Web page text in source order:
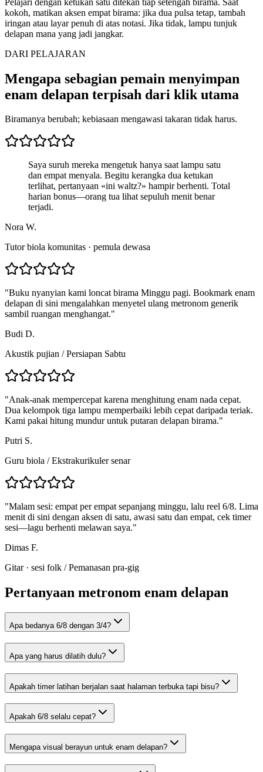
kokoh, matikan aksen empat birama: jika dua pulsa tetap, tambah
iringan atau layar penuh di atas notasi. Jika tidak, lampu tunjuk
delapan mana yang jadi jangkar.
DARI PELAJARAN
Mengapa sebagian pemain menyimpan
enam delapan terpisah dari klik utama
Biramanya berubah; kebiasaan mengawasi takaran tidak harus.
Saya suruh mereka mengetuk hanya saat lampu satu
dan empat menyala. Begitu kerangka dua ketukan
terlihat, pertanyaan «ini waltz?» hampir berhenti. Total
harian bonus—orang tua lihat sepuluh menit benar
terjadi.
Nora W.
Tutor biola komunitas · pemula dewasa
"Buku nyanyian kami loncat birama Minggu pagi. Bookmark enam
delapan di sini mengalahkan menyetel ulang metronom generik
sambil ruangan menghangat."
Budi D.
Akustik pujian /Persiapan Sabtu
"Anak-anak mempercepat karena menghitung enam nada cepat.
Dua kelompok tiga lampu memperbaiki lebih cepat daripada teriak.
Kami pakai hitung mundur untuk putaran delapan birama."
Putri S.
Guru biola /Ekstrakurikuler senar
"Malam sesi: empat per empat sepanjang minggu, lalu reel 6/8. Lima
menit di sini dengan aksen di satu, awasi satu dan empat, cek timer
sesi—lagu berhenti melawan saya."
Dimas F.
Gitar · sesi folk /Pemanasan pra-gig
Pertanyaan metronom enam delapan
Apa bedanya 6/8 dengan 3/4?
Apa yang harus dilatih dulu?
Apakah timer latihan berjalan saat halaman terbuka tapi bisu?
Apakah 6/8 selalu cepat?
Mengapa visual berayun untuk enam delapan?